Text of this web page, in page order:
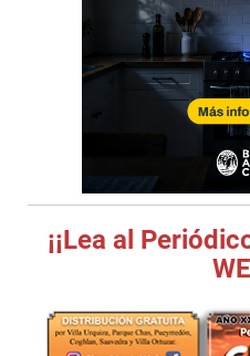
¡¡Lea al